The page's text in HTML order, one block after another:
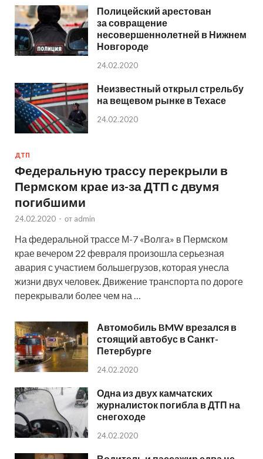
Полицейский арестован
за совращение
несовершеннолетней в Нижнем
Новгороде
24.02.2020
Неизвестный открыл стрельбу
на вещевом рынке в Техасе
24.02.2020
ДТП
Федеральную трассу перекрыли в
Пермском крае из-за ДТП с двумя
погибшими
24.02.2020 - от admin
На федеральной трассе М-7 «Волга» в Пермском
крае вечером 22 февраля произошла серьезная
авария с участием большегрузов, которая унесла
жизни двух человек. Движение транспорта по дороге
перекрывали более чем на …
Автомобиль BMW врезался в
стоящий автобус в Санкт-
Петербурге
24.02.2020
Одна из двух камчатских
журналисток погибла в ДТП на
снегоходе
24.02.2020